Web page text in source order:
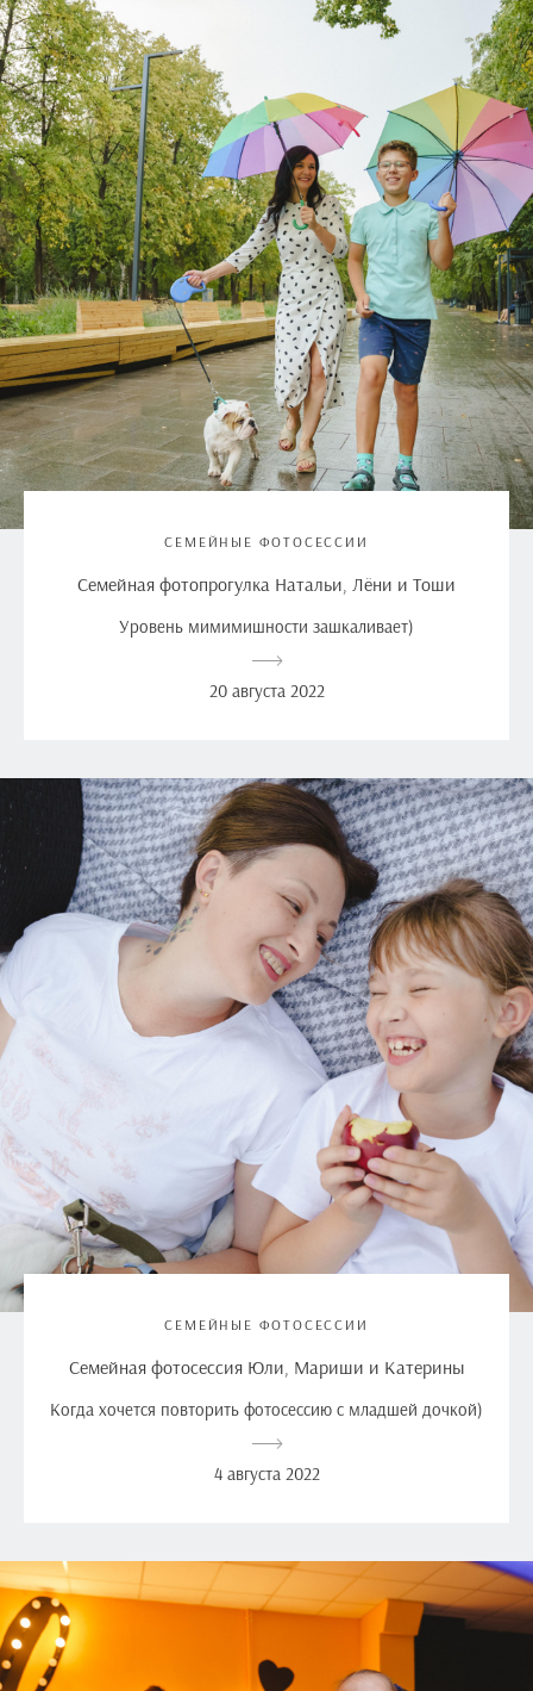
СЕМЕЙНЫЕ ФОТОСЕССИИ
Семейная фотопрогулка Натальи, Лёни и Тоши
Уровень мимимишности зашкаливает)
20 августа 2022
СЕМЕЙНЫЕ ФОТОСЕССИИ
Семейная фотосессия Юли, Мариши и Катерины
Когда хочется повторить фотосессию с младшей дочкой)
4 августа 2022